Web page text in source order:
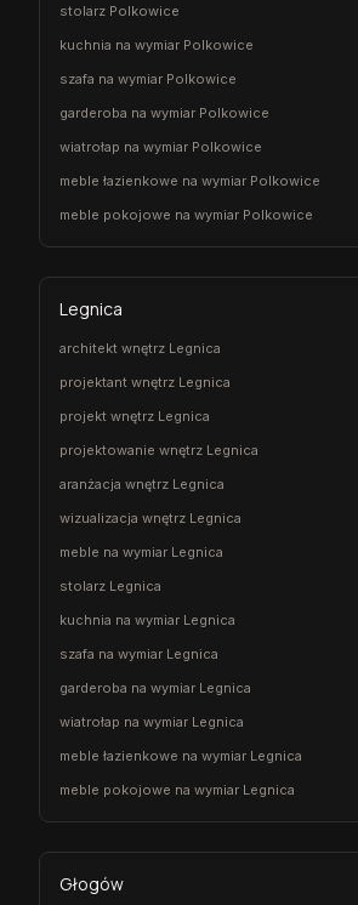
stolarz Polkowice
kuchnia na wymiar Polkowice
szafa na wymiar Polkowice
garderoba na wymiar Polkowice
wiatrołap na wymiar Polkowice
meble łazienkowe na wymiar Polkowice
meble pokojowe na wymiar Polkowice
Legnica
architekt wnętrz Legnica
projektant wnętrz Legnica
projekt wnętrz Legnica
projektowanie wnętrz Legnica
aranżacja wnętrz Legnica
wizualizacja wnętrz Legnica
meble na wymiar Legnica
stolarz Legnica
kuchnia na wymiar Legnica
szafa na wymiar Legnica
garderoba na wymiar Legnica
wiatrołap na wymiar Legnica
meble łazienkowe na wymiar Legnica
meble pokojowe na wymiar Legnica
Głogów